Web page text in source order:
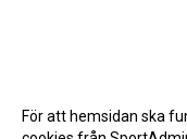
För att hemsidan ska